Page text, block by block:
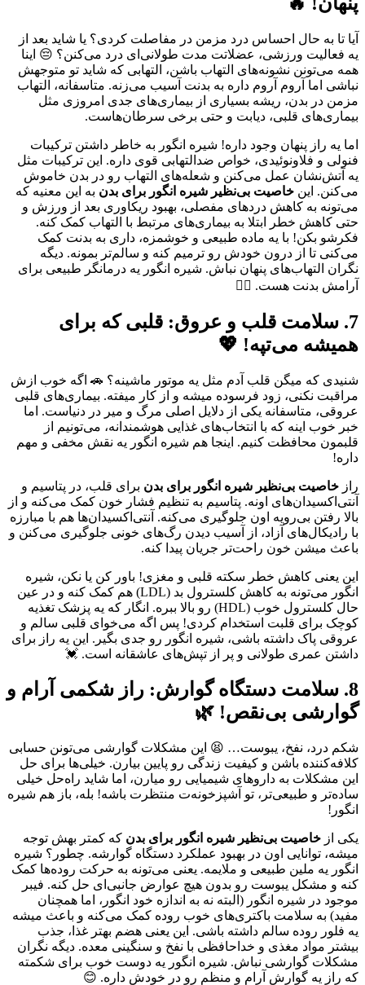
آیا تا به حال احساس درد مزمن در مفاصلت کردی؟ یا شاید بعد از
یه فعالیت ورزشی، عضلاتت مدت طولانی‌ای درد می‌کنن؟ 😔 اینا
همه می‌تونن نشونه‌های التهاب باشن، التهابی که شاید تو متوجهش
نباشی اما آروم آروم داره به بدنت آسیب می‌زنه. متاسفانه، التهاب
مزمن در بدن، ریشه بسیاری از بیماری‌های جدی امروزی مثل
بیماری‌های قلبی، دیابت و حتی برخی سرطان‌هاست.
اما یه راز پنهان وجود داره! شیره انگور به خاطر داشتن ترکیبات
فنولی و فلاونوئیدی، خواص ضدالتهابی قوی داره. این ترکیبات مثل
یه آتش‌نشان عمل می‌کنن و شعله‌های التهاب رو در بدن خاموش
می‌کنن. این خاصیت بی‌نظیر شیره انگور برای بدن به این معنیه که
می‌تونه به کاهش دردهای مفصلی، بهبود ریکاوری بعد از ورزش و
حتی کاهش خطر ابتلا به بیماری‌های مرتبط با التهاب کمک کنه.
فکرشو بکن! با یه ماده طبیعی و خوشمزه، داری به بدنت کمک
می‌کنی تا از درون خودش رو ترمیم کنه و سالم‌تر بمونه. دیگه
نگران التهاب‌های پنهان نباش. شیره انگور یه درمانگر طبیعی برای
آرامش بدنت هست. 🧘‍♀️
7. سلامت قلب و عروق: قلبی که برای
همیشه می‌تپه! 💖
شنیدی که میگن قلب آدم مثل یه موتور ماشینه؟ 🚗 اگه خوب ازش
مراقبت نکنی، زود فرسوده میشه و از کار میفته. بیماری‌های قلبی
عروقی، متاسفانه یکی از دلایل اصلی مرگ و میر در دنیاست. اما
خبر خوب اینه که با انتخاب‌های غذایی هوشمندانه، می‌تونیم از
قلبمون محافظت کنیم. اینجا هم شیره انگور یه نقش مخفی و مهم
داره!
راز خاصیت بی‌نظیر شیره انگور برای بدن برای قلب، در پتاسیم و
آنتی‌اکسیدان‌های اونه. پتاسیم به تنظیم فشار خون کمک می‌کنه و از
بالا رفتن بی‌رویه اون جلوگیری می‌کنه. آنتی‌اکسیدان‌ها هم با مبارزه
با رادیکال‌های آزاد، از آسیب دیدن رگ‌های خونی جلوگیری می‌کنن و
باعث میشن خون راحت‌تر جریان پیدا کنه.
این یعنی کاهش خطر سکته قلبی و مغزی! باور کن یا نکن، شیره
انگور می‌تونه به کاهش کلسترول بد (LDL) هم کمک کنه و در عین
حال کلسترول خوب (HDL) رو بالا ببره. انگار که یه پزشک تغذیه
کوچک برای قلبت استخدام کردی! پس اگه می‌خوای قلبی سالم و
عروقی پاک داشته باشی، شیره انگور رو جدی بگیر. این یه راز برای
داشتن عمری طولانی و پر از تپش‌های عاشقانه است. 💓
8. سلامت دستگاه گوارش: راز شکمی آرام و
گوارشی بی‌نقص! 🌿
شکم درد، نفخ، یبوست… 😫 این مشکلات گوارشی می‌تونن حسابی
کلافه‌کننده باشن و کیفیت زندگی رو پایین بیارن. خیلی‌ها برای حل
این مشکلات به داروهای شیمیایی رو میارن، اما شاید راه‌حل خیلی
ساده‌تر و طبیعی‌تر، تو آشپزخونه‌ت منتظرت باشه! بله، باز هم شیره
انگور!
یکی از خاصیت بی‌نظیر شیره انگور برای بدن که کمتر بهش توجه
میشه، توانایی اون در بهبود عملکرد دستگاه گوارشه. چطور؟ شیره
انگور یه ملین طبیعی و ملایمه. یعنی می‌تونه به حرکت روده‌ها کمک
کنه و مشکل یبوست رو بدون هیچ عوارض جانبی‌ای حل کنه. فیبر
موجود در شیره انگور (البته نه به اندازه خود انگور، اما همچنان
مفید) به سلامت باکتری‌های خوب روده کمک می‌کنه و باعث میشه
یه فلور روده سالم داشته باشی. این یعنی هضم بهتر غذا، جذب
بیشتر مواد مغذی و خداحافظی با نفخ و سنگینی معده. دیگه نگران
مشکلات گوارشی نباش. شیره انگور یه دوست خوب برای شکمته
که راز یه گوارش آرام و منظم رو در خودش داره. 😊